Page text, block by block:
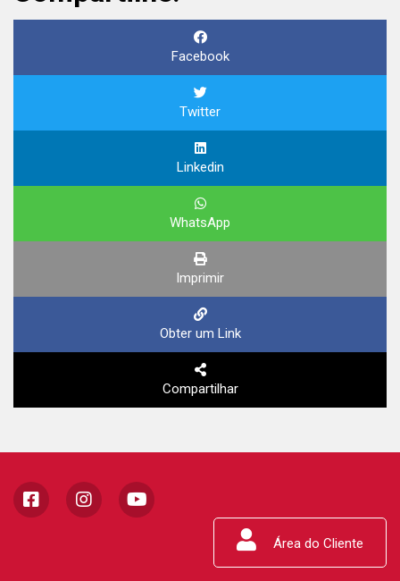
Facebook
Twitter
Linkedin
WhatsApp
Imprimir
Obter um Link
Compartilhar
Área do Cliente